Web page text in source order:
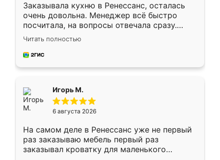
Заказывала кухню в Ренессанс, осталась
очень довольна. Менеджер всё быстро
посчитала, на вопросы отвечала сразу.
Замерщик приехал в субботу, подошёл к
делу со всей ответственностью. Собрали
за день, ребята работали аккуратно, даже
Читать полностью
Игорь М.
6 августа 2026
На самом деле в Ренессанс уже не первый
раз заказываю мебель первый раз
заказывал кроватку для маленького